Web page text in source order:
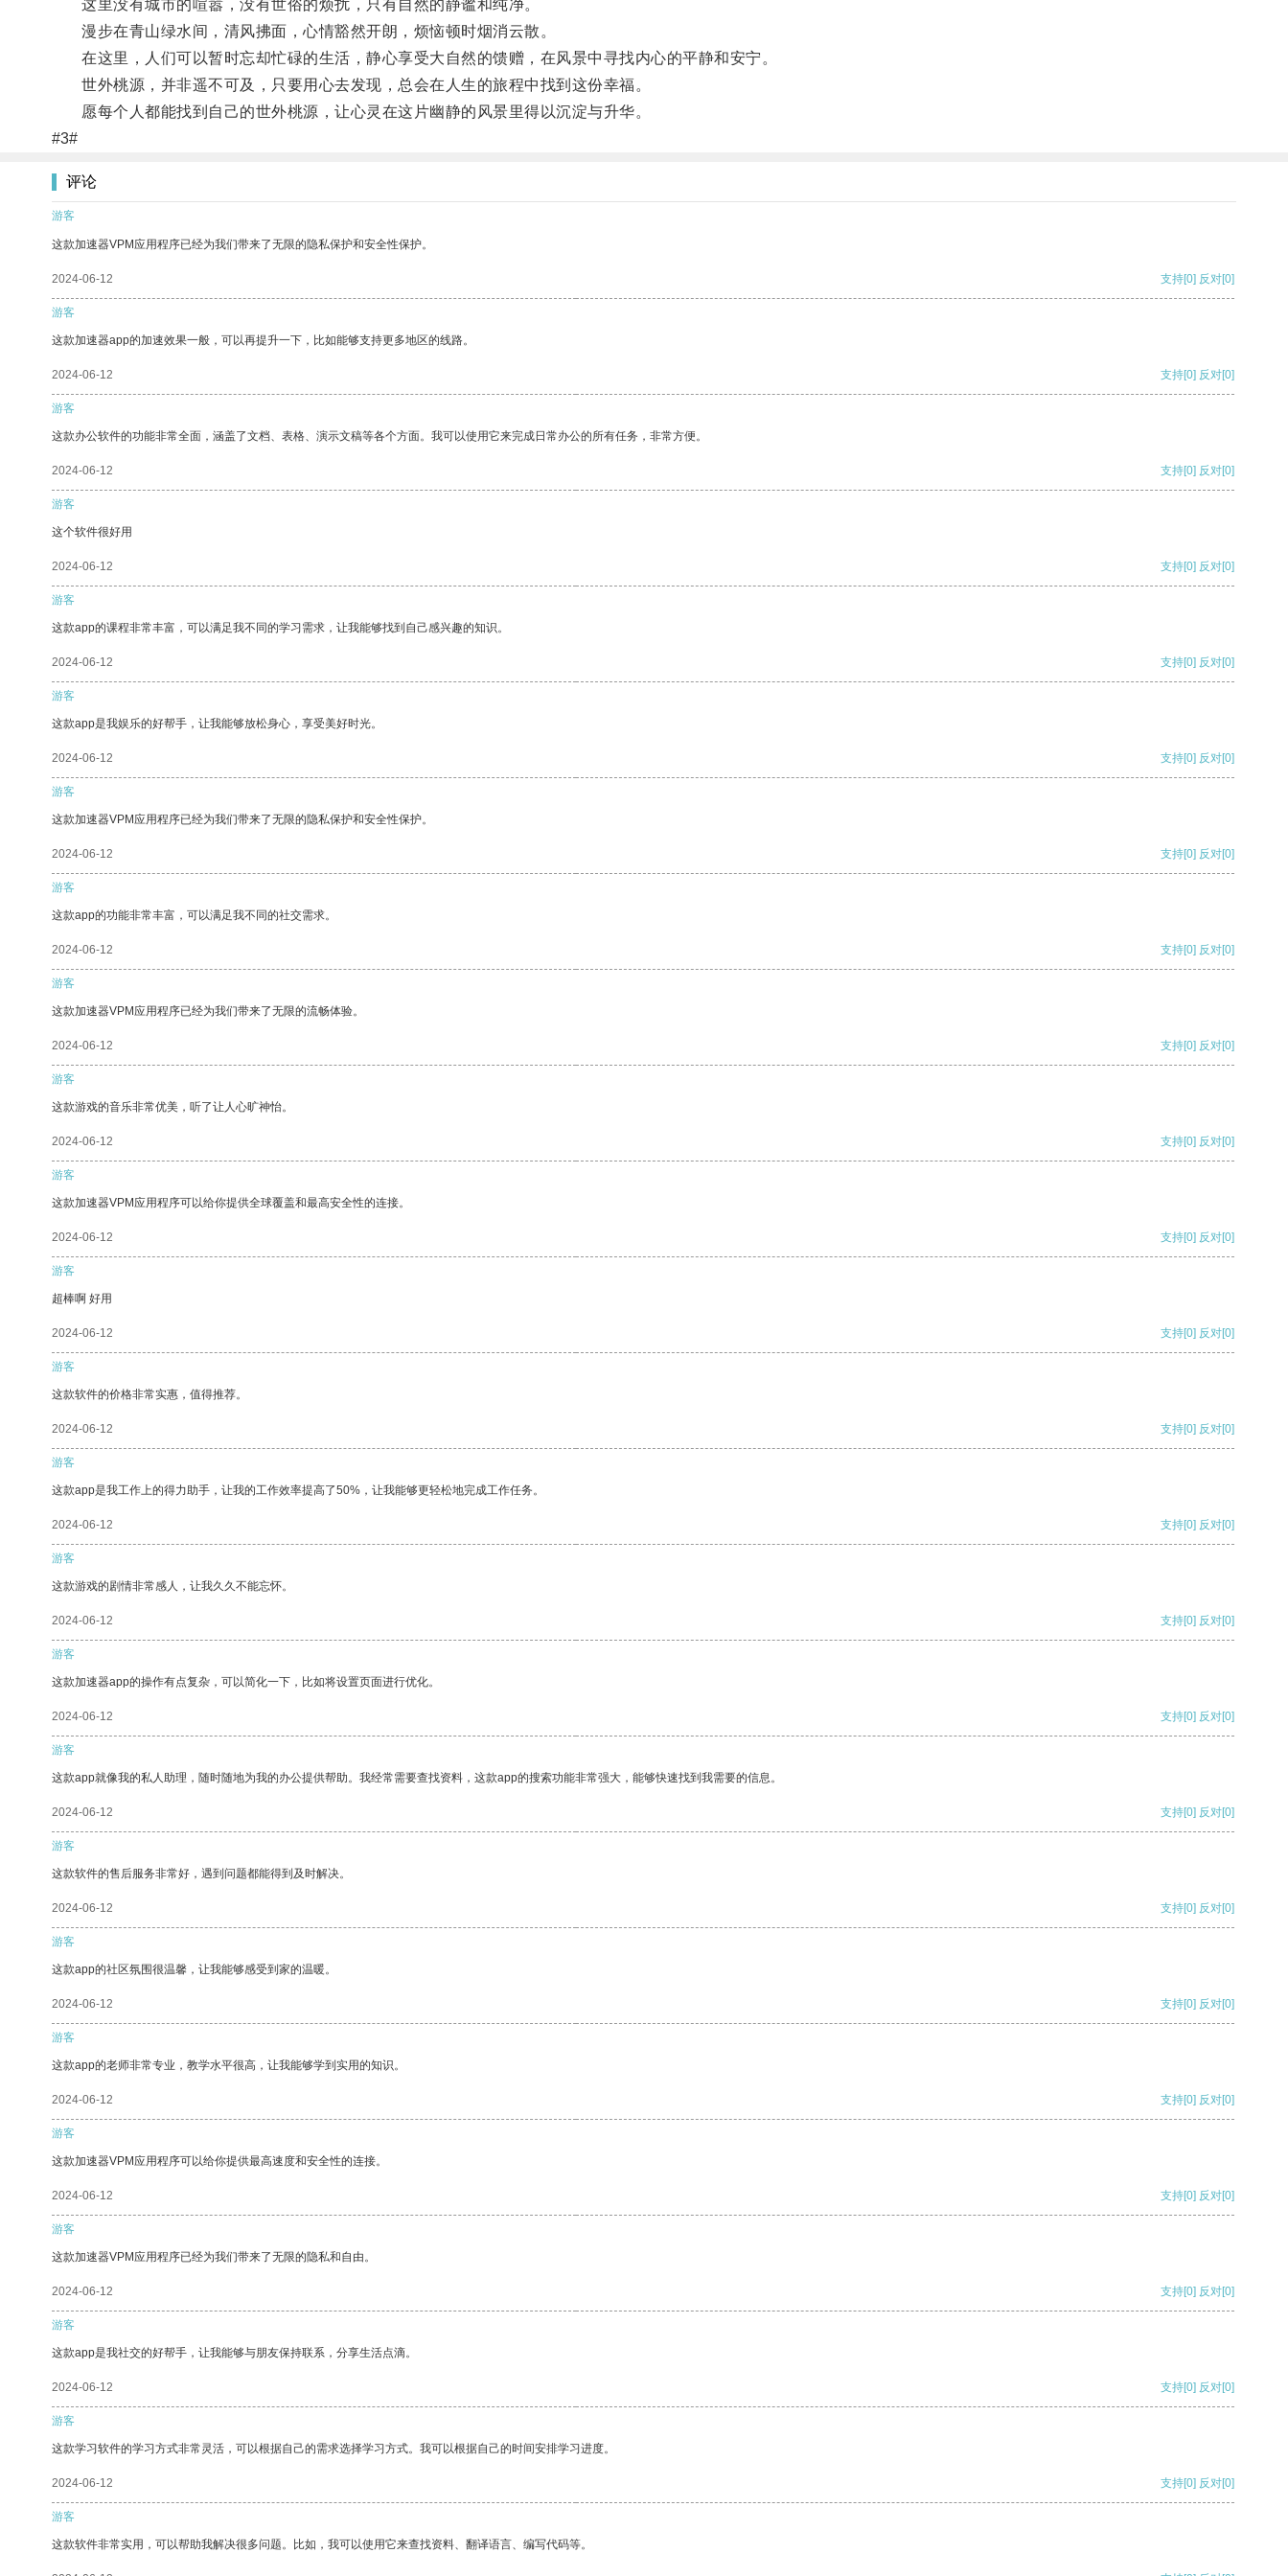
这里没有城市的喧嚣，没有世俗的烦扰，只有自然的静谧和纯净。
漫步在青山绿水间，清风拂面，心情豁然开朗，烦恼顿时烟消云散。
在这里，人们可以暂时忘却忙碌的生活，静心享受大自然的馈赠，在风景中寻找内心的平静和安宁。
世外桃源，并非遥不可及，只要用心去发现，总会在人生的旅程中找到这份幸福。
愿每个人都能找到自己的世外桃源，让心灵在这片幽静的风景里得以沉淀与升华。
#3#
评论
游客
这款加速器VPM应用程序已经为我们带来了无限的隐私保护和安全性保护。
2024-06-12 支持[0] 反对[0]
游客
这款加速器app的加速效果一般，可以再提升一下，比如能够支持更多地区的线路。
2024-06-12 支持[0] 反对[0]
游客
这款办公软件的功能非常全面，涵盖了文档、表格、演示文稿等各个方面。我可以使用它来完成日常办公的所有任务，非常方便。
2024-06-12 支持[0] 反对[0]
游客
这个软件很好用
2024-06-12 支持[0] 反对[0]
游客
这款app的课程非常丰富，可以满足我不同的学习需求，让我能够找到自己感兴趣的知识。
2024-06-12 支持[0] 反对[0]
游客
这款app是我娱乐的好帮手，让我能够放松身心，享受美好时光。
2024-06-12 支持[0] 反对[0]
游客
这款加速器VPM应用程序已经为我们带来了无限的隐私保护和安全性保护。
2024-06-12 支持[0] 反对[0]
游客
这款app的功能非常丰富，可以满足我不同的社交需求。
2024-06-12 支持[0] 反对[0]
游客
这款加速器VPM应用程序已经为我们带来了无限的流畅体验。
2024-06-12 支持[0] 反对[0]
游客
这款游戏的音乐非常优美，听了让人心旷神怡。
2024-06-12 支持[0] 反对[0]
游客
这款加速器VPM应用程序可以给你提供全球覆盖和最高安全性的连接。
2024-06-12 支持[0] 反对[0]
游客
超棒啊 好用
2024-06-12 支持[0] 反对[0]
游客
这款软件的价格非常实惠，值得推荐。
2024-06-12 支持[0] 反对[0]
游客
这款app是我工作上的得力助手，让我的工作效率提高了50%，让我能够更轻松地完成工作任务。
2024-06-12 支持[0] 反对[0]
游客
这款游戏的剧情非常感人，让我久久不能忘怀。
2024-06-12 支持[0] 反对[0]
游客
这款加速器app的操作有点复杂，可以简化一下，比如将设置页面进行优化。
2024-06-12 支持[0] 反对[0]
游客
这款app就像我的私人助理，随时随地为我的办公提供帮助。我经常需要查找资料，这款app的搜索功能非常强大，能够快速找到我需要的信息。
2024-06-12 支持[0] 反对[0]
游客
这款软件的售后服务非常好，遇到问题都能得到及时解决。
2024-06-12 支持[0] 反对[0]
游客
这款app的社区氛围很温馨，让我能够感受到家的温暖。
2024-06-12 支持[0] 反对[0]
游客
这款app的老师非常专业，教学水平很高，让我能够学到实用的知识。
2024-06-12 支持[0] 反对[0]
游客
这款加速器VPM应用程序可以给你提供最高速度和安全性的连接。
2024-06-12 支持[0] 反对[0]
游客
这款加速器VPM应用程序已经为我们带来了无限的隐私和自由。
2024-06-12 支持[0] 反对[0]
游客
这款app是我社交的好帮手，让我能够与朋友保持联系，分享生活点滴。
2024-06-12 支持[0] 反对[0]
游客
这款学习软件的学习方式非常灵活，可以根据自己的需求选择学习方式。我可以根据自己的时间安排学习进度。
2024-06-12 支持[0] 反对[0]
游客
这款软件非常实用，可以帮助我解决很多问题。比如，我可以使用它来查找资料、翻译语言、编写代码等。